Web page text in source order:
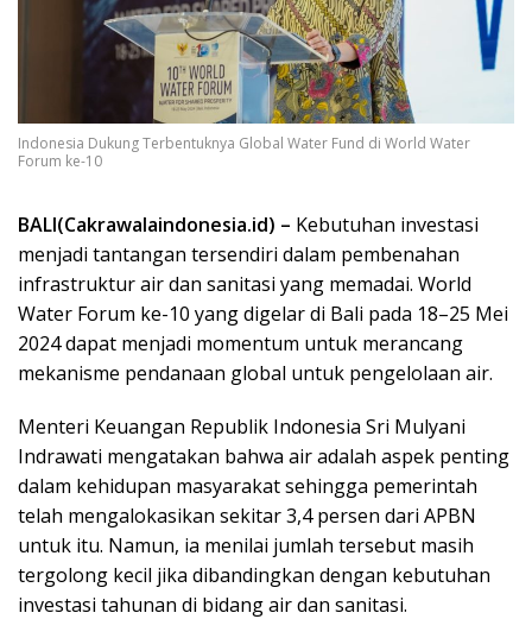
Indonesia Dukung Terbentuknya Global Water Fund di World Water
Forum ke-10
BALI(Cakrawalaindonesia.id) – Kebutuhan investasi
menjadi tantangan tersendiri dalam pembenahan
infrastruktur air dan sanitasi yang memadai. World
Water Forum ke-10 yang digelar di Bali pada 18–25 Mei
2024 dapat menjadi momentum untuk merancang
mekanisme pendanaan global untuk pengelolaan air.
Menteri Keuangan Republik Indonesia Sri Mulyani
Indrawati mengatakan bahwa air adalah aspek penting
dalam kehidupan masyarakat sehingga pemerintah
telah mengalokasikan sekitar 3,4 persen dari APBN
untuk itu. Namun, ia menilai jumlah tersebut masih
tergolong kecil jika dibandingkan dengan kebutuhan
investasi tahunan di bidang air dan sanitasi.